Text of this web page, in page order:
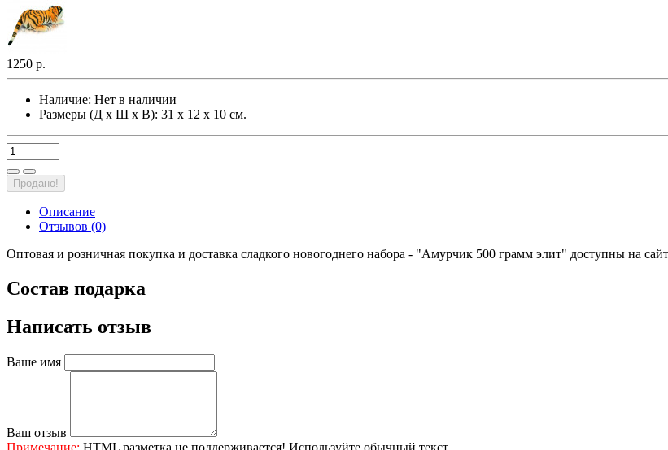
1250 р.
Наличие: Нет в наличии
Размеры (Д х Ш х В): 31 х 12 х 10 см.
Продано!
Описание
Отзывов (0)
Оптовая и розничная покупка и доставка сладкого новогоднего набора - "Амурчик 500 грамм элит" доступны на
Состав подарка
Написать отзыв
Ваше имя
Ваш отзыв